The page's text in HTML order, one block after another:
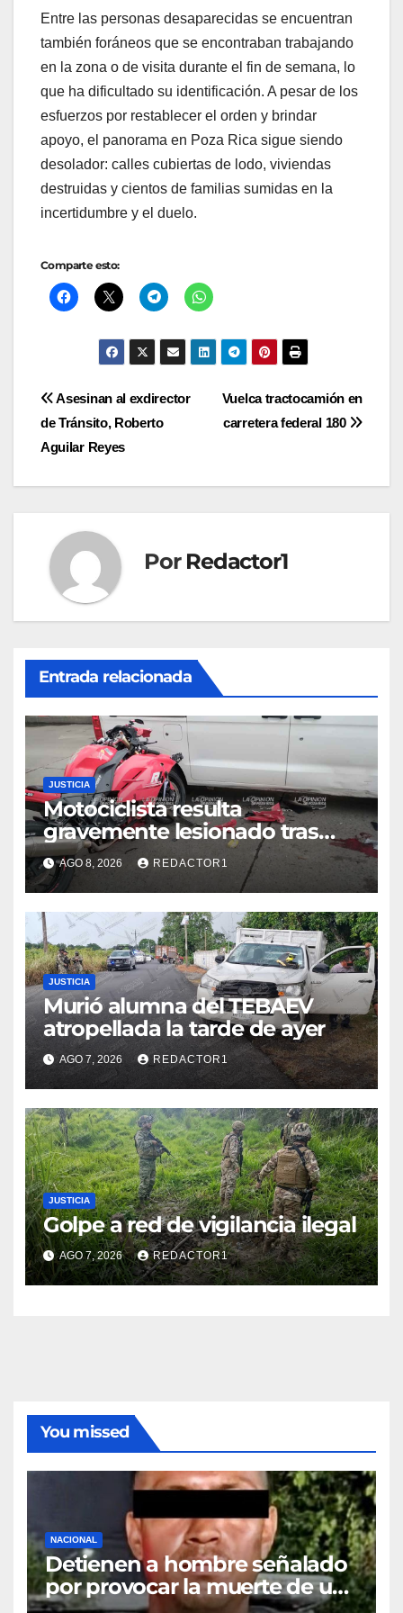
Entre las personas desaparecidas se encuentran
también foráneos que se encontraban trabajando
en la zona o de visita durante el fin de semana, lo
que ha dificultado su identificación. A pesar de los
esfuerzos por restablecer el orden y brindar
apoyo, el panorama en Poza Rica sigue siendo
desolador: calles cubiertas de lodo, viviendas
destruidas y cientos de familias sumidas en la
incertidumbre y el duelo.
Comparte esto:
Navegación
de
entradas
Vuelca tractocamión en
carretera federal 180
Asesinan al exdirector
de Tránsito, Roberto
Aguilar Reyes
Por Redactor1
Entrada relacionada
JUSTICIA
Motociclista resulta
gravemente lesionado tras
choque en la colonia Ricardo
Flores Magón
AGO 8, 2026 REDACTOR1
JUSTICIA
Murió alumna del TEBAEV
atropellada la tarde de ayer
AGO 7, 2026 REDACTOR1
JUSTICIA
Golpe a red de vigilancia ilegal
AGO 7, 2026 REDACTOR1
You missed
NACIONAL
Detienen a hombre señalado
por provocar la muerte de un